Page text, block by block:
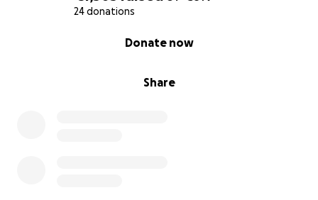
24 donations
Share
Donate now